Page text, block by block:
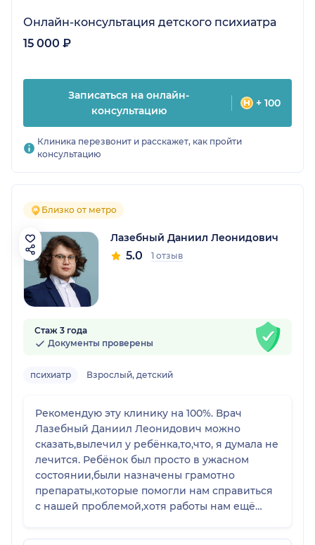
Онлайн-консультация детского психиатра
15 000 ₽
Записаться на онлайн-
консультацию
+ 100
Клиника перезвонит и расскажет, как пройти
консультацию
Близко от метро
Лазебный Даниил Леонидович
5.0 1 отзыв
Стаж 3 года
Документы проверены
психиатр Взрослый, детский
Рекомендую эту клинику на 100%. Врач
Лазебный Даниил Леонидович можно
сказать,вылечил у ребёнка,то,что, я думала не
лечится. Ребёнок был просто в ужасном
состоянии,были назначены грамотно
препараты,которые помогли нам справиться
с нашей проблемой,хотя работы нам ещё
препаратами мы справимся. Не могли даже